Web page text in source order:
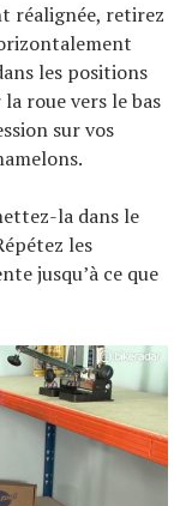
réalignée, retirez
les positions
roue vers le bas
sur vos
la dans le
les
jusqu’à ce que